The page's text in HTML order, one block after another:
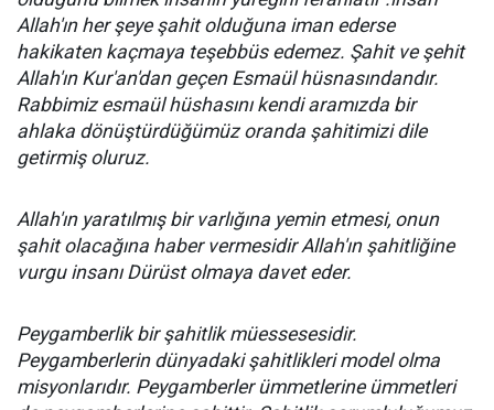
Allah'ın her şeye şahit olduğuna iman ederse
hakikaten kaçmaya teşebbüs edemez. Şahit ve şehit
Allah'ın Kur'an'dan geçen Esmaül hüsnasındandır.
Rabbimiz esmaül hüshasını kendi aramızda bir
ahlaka dönüştürdüğümüz oranda şahitimizi dile
getirmiş oluruz.
Allah'ın yaratılmış bir varlığına yemin etmesi, onun
şahit olacağına haber vermesidir Allah'ın şahitliğine
vurgu insanı Dürüst olmaya davet eder.
Peygamberlik bir şahitlik müessesesidir.
Peygamberlerin dünyadaki şahitlikleri model olma
misyonlarıdır. Peygamberler ümmetlerine ümmetleri